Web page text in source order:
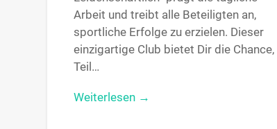
Arbeit und treibt alle Beteiligten an,
sportliche Erfolge zu erzielen. Dieser
einzigartige Club bietet Dir die Chance,
Teil…
Weiterlesen →